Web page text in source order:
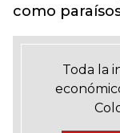
como
Toda la